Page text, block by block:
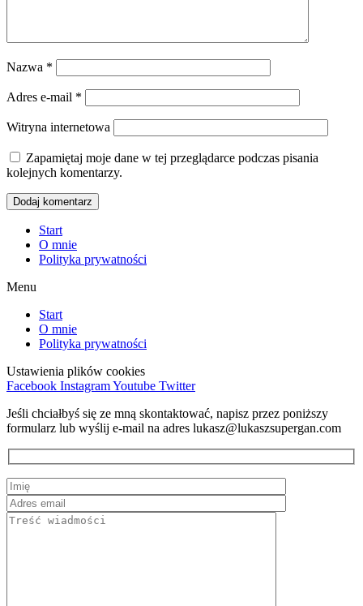
Nazwa *
Adres e-mail *
Witryna internetowa
Zapamiętaj moje dane w tej przeglądarce podczas pisania
kolejnych komentarzy.
Start
O mnie
Polityka prywatności
Menu
Start
O mnie
Polityka prywatności
Ustawienia plików cookies
Facebook InstagramYoutube Twitter
Jeśli chciałbyś się ze mną skontaktować, napisz przez poniższy
formularz lub wyślij e-mail na adres lukasz@lukaszsupergan.com